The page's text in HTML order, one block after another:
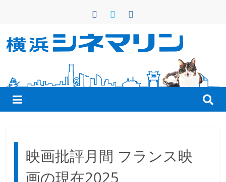
ン
横
浜
シ
ネ
マ
映画批評月間 フランス映
画の現在2025